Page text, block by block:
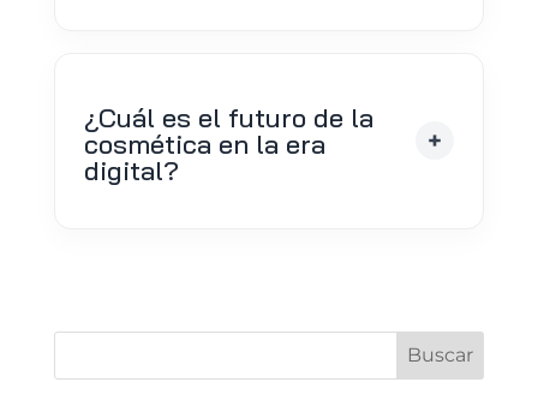
¿Cuál es el futuro de la
cosmética en la era
digital?